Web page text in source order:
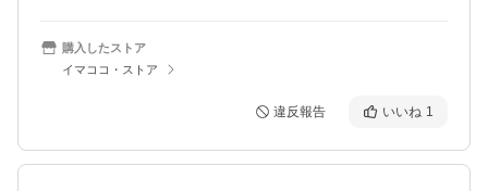
購入したストア
イマココ・ストア
違反報告 いいね 1